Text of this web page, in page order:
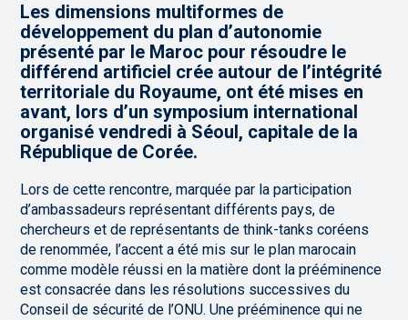
Les dimensions multiformes de
développement du plan d’autonomie
présenté par le Maroc pour résoudre le
différend artificiel crée autour de l’intégrité
territoriale du Royaume, ont été mises en
avant, lors d’un symposium international
organisé vendredi à Séoul, capitale de la
République de Corée.
Lors de cette rencontre, marquée par la participation
d’ambassadeurs représentant différents pays, de
chercheurs et de représentants de think-tanks coréens
de renommée, l’accent a été mis sur le plan marocain
comme modèle réussi en la matière dont la prééminence
est consacrée dans les résolutions successives du
Conseil de sécurité de l’ONU. Une prééminence qui ne